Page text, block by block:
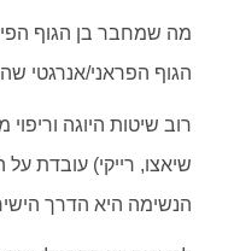
מה שמחבר בן הגוף
הגוף הפראני/אנרגטי
רוב שיטות היוגה וריפוי
שיאצו, רייקי) עובדת
הנשימה היא הדרך